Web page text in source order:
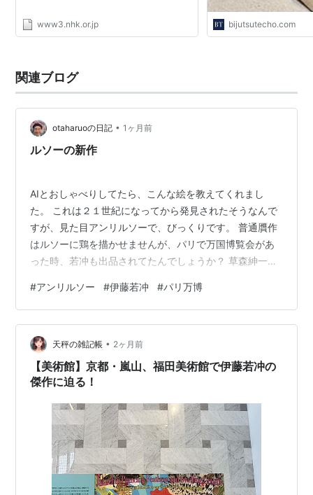
http://d.hatena.ne.jp/jakuchu/
www3.nhk.or.jp bijutsutecho.com
関連ブログ
otaharuoの日記 • 1ヶ月前
ルソーの新作
AIとおしゃべりしてたら、こんな絵を教えてくれまし
た。 これは２１世紀になってから発見されたそうなんで
すが、見た目アンリルソーで、びっくりです。 普通贋作
はルソーに鶏を描かせませんが、パリで万国博覧会があ
った時、若冲も出品されてたんでしょうか？ 草森紳一氏
#アンリルソー #伊藤若冲 #パリ万博
天秤の雑記帳 • 2ヶ月前
【美術館】京都・嵐山、福田美術館で伊藤若冲の
傑作に迫る！